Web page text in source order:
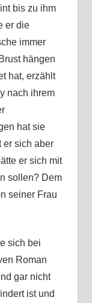
bis zu ihm
er die
immer
hängen
hat, erzählt
nach ihrem
hat sie
er sich aber
er sich mit
sollen? Dem
seiner Frau
sich bei
Roman
gar nicht
ist und